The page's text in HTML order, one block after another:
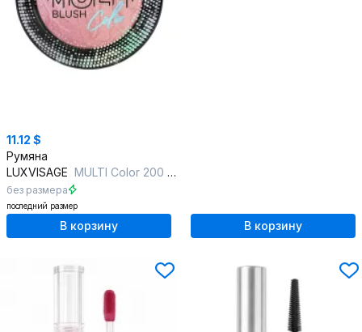
11.12 $
Румяна
LUXVISAGE MULTI Color 200 Sunrise Pink
без размера
последний размер
В корзину В корзину